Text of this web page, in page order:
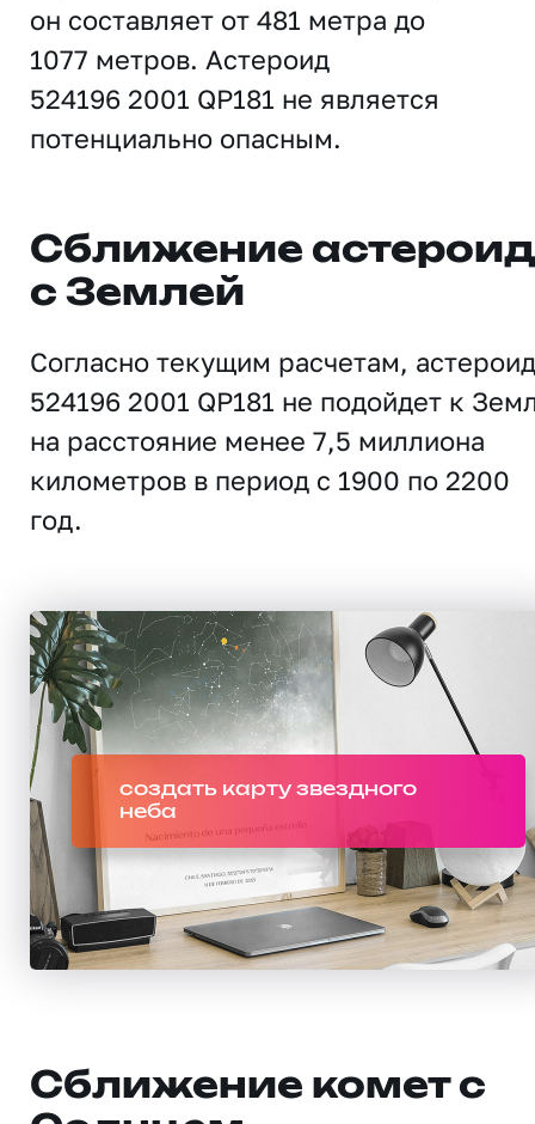
он составляет от 481 метра до
1077 метров. Астероид
524196 2001 QP181 не является
потенциально опасным.
Сближение
с Землей
Согласно текущим расчетам, астероид
524196 2001 QP181 не подойдет к
на расстояние менее 7,5 миллиона
километров в период с 1900 по 2200
год.
создать карту звездного
неба
Сближение комет с